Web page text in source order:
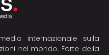
internazionale sulla
nel mondo. Forte della